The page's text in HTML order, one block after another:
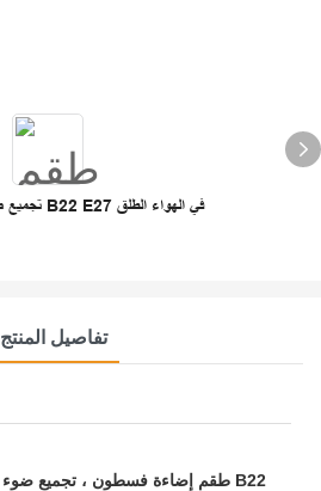
طقم إضاءة إكليل DIY ، تجميع ضوء سلسلة B22 E27 في الهواء الطلق
تفاصيل المنتج